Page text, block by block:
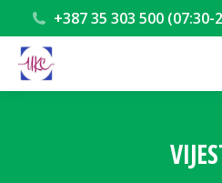
+387 35 303 500 (07:30-